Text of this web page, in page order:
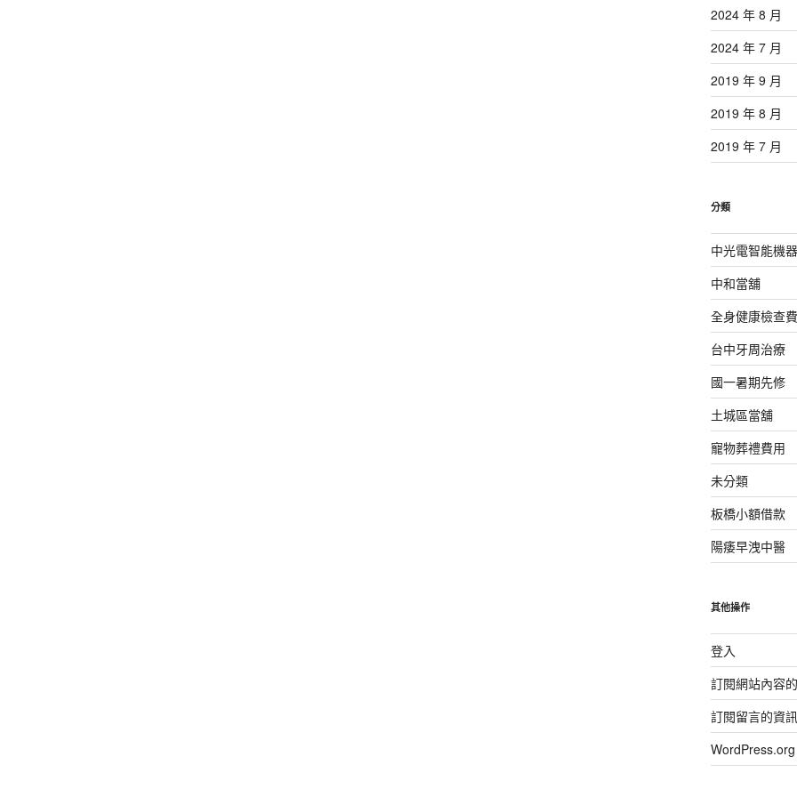
2024 年 8 月
2024 年 7 月
2019 年 9 月
2019 年 8 月
2019 年 7 月
分類
中光電智能機
中和當舖
全身健康檢查
台中牙周治療
國一暑期先修
土城區當舖
寵物葬禮費用
未分類
板橋小額借款
陽痿早洩中醫
其他操作
登入
訂閱網站內容
訂閱留言的資